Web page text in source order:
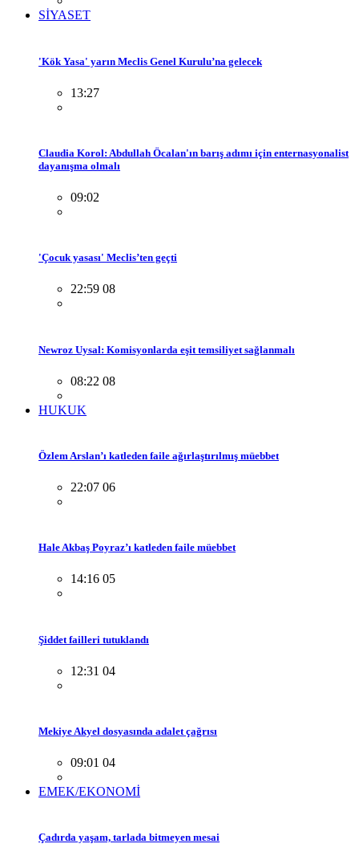
SİYASET
'Kök Yasa' yarın Meclis Genel Kurulu’na gelecek
13:27
Claudia Korol: Abdullah Öcalan'ın barış adımı için enternasyonalist
dayanışma olmalı
09:02
'Çocuk yasası' Meclis’ten geçti
22:59 08
Newroz Uysal: Komisyonlarda eşit temsiliyet sağlanmalı
08:22 08
HUKUK
Özlem Arslan’ı katleden faile ağırlaştırılmış müebbet
22:07 06
Hale Akbaş Poyraz’ı katleden faile müebbet
14:16 05
Şiddet failleri tutuklandı
12:31 04
Mekiye Akyel dosyasında adalet çağrısı
09:01 04
EMEK/EKONOMİ
Çadırda yaşam, tarlada bitmeyen mesai